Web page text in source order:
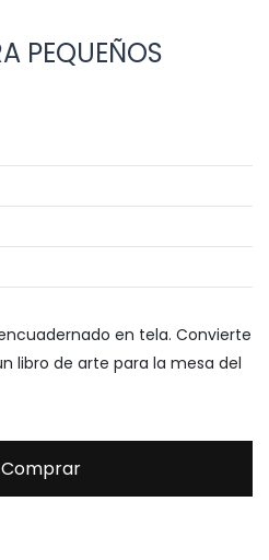
PEQUEÑOS
en tela. Convierte
libro de arte para la mesa del
Comprar